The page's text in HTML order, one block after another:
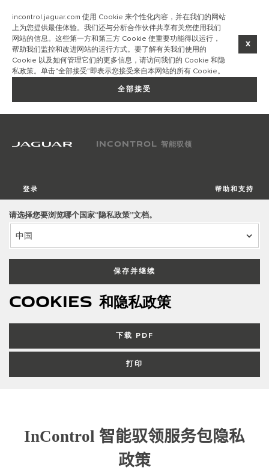
incontrol.jaguar.com 使用 Cookie 来个性化内容，并在我们的网站
上为您提供最佳体验。我们还与分析合作伙伴共享有关您使用我们
网站的信息。这些第一方和第三方 Cookie 使重要功能得以运行，
帮助我们监控和改进网站的运行方式。要了解有关我们使用的
Cookie 以及如何管理它们的更多信息，请访问我们的 Cookie 和隐
私政策。单击“全部接受”即表示您接受来自本网站的所有 Cookie。
x
全部接受
INCONTROL 智能驭领
登录 帮助和支持
请选择您要浏览哪个国家“隐私政策”文档。
中国
保存并继续
Cookies 和隐私政策
下载 PDF
打印
InControl 智能驭领服务包隐私
政策